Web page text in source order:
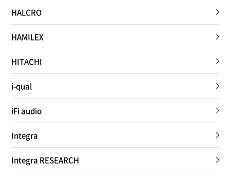
HALCRO
HAMILEX
HITACHI
i-qual
iFi audio
Integra
Integra RESEARCH